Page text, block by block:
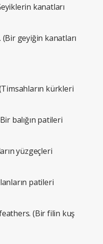
kanatları
(Bir geyiğin kanatları
kürkleri
balığın patileri
yüzgeçleri
patileri
(Bir filin kuş